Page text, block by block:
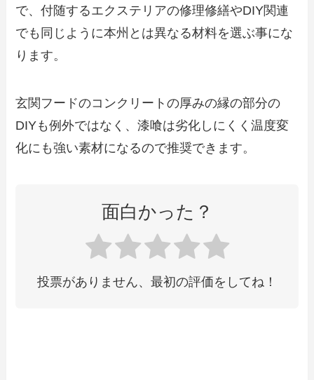
で、付随するエクステリアの修理修繕やDIY関連
でも同じように本州とは異なる材料を選ぶ事にな
ります。
玄関フードのコンクリートの厚みの縁の部分の
DIYも例外ではなく、漆喰は劣化しにくく温度変
化にも強い素材になるので推奨できます。
面白かった？
投票がありません、最初の評価をしてね！